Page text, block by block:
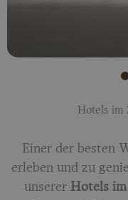
Hotels im
Einer der besten
erleben und zu
unserer Hotels